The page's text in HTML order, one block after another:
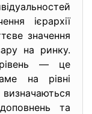
ієрархії
значення
на ринку.
— це
на рівні
та